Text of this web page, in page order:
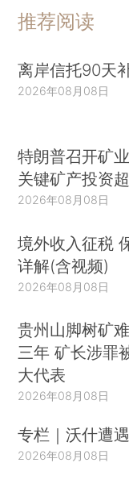
推荐阅读
离岸信托90天
2026年08月08日
特朗普召开矿
关键矿产投资
2026年08月08日
境外收入征税
详解(含视频)
2026年08月08日
贵州山脚树矿
三年 矿长涉罪
大代表
2026年08月08日
专栏｜沃什遭
2026年08月08日